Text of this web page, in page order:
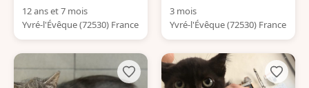
12 ans et 7 mois
Yvré-l'Évêque (72530) France
3 mois
Yvré-l'Évêque (72530) France